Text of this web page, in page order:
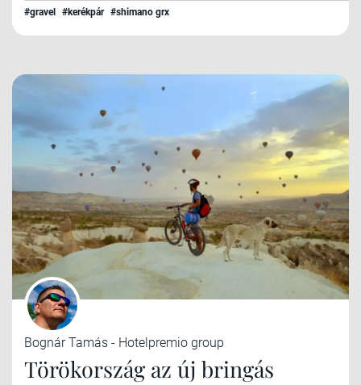
#gravel #kerékpár #shimano grx
Bognár Tamás - Hotelpremio group
Törökország az új bringás